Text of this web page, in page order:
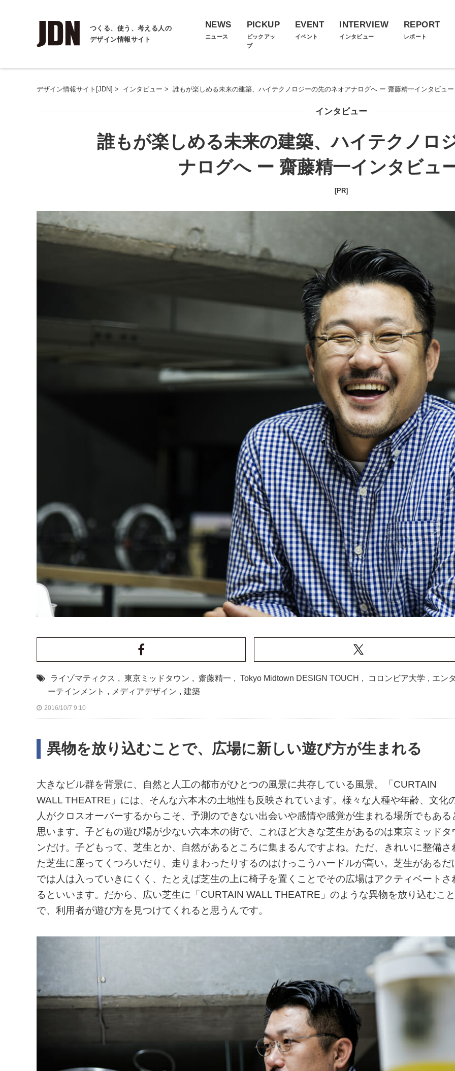
つくる、使う、考える人の
デザイン情報サイト
NEWS
ニュース
PICKUP
ピックアッ
プ
EVENT
イベント
INTERVIEW
インタビュー
REPORT
レポート
デザイン情報サイト[JDN] > インタビュー > 誰もが楽しめる未来の建築、ハイテクノロジーの先のネオアナログへ ー 齋藤精一インタビュ
インタビュー
誰もが楽しめる未来の建築、ハイテクノロ
ナログへ ー 齋藤精一インタビュ
[PR]
ライゾマティクス , 東京ミッドタウン , 齋藤精一 , Tokyo Midtown DESIGN TOUCH , コロンビア大学 , エン
ーテインメント , メディアデザイン , 建築
2016/10/7 9:10
異物を放り込むことで、広場に新しい遊び方が生まれる
大きなビル群を背景に、自然と人工の都市がひとつの風景に共存している風景。「CURTAIN
WALL THEATRE」には、そんな六本木の土地性も反映されています。様々な人種や年齢、文化
人がクロスオーバーするからこそ、予測のできない出会いや感情や感覚が生まれる場所でもある
思います。子どもの遊び場が少ない六本木の街で、これほど大きな芝生があるのは東京ミッドタ
ンだけ。子どもって、芝生とか、自然があるところに集まるんですよね。ただ、きれいに整備さ
た芝生に座ってくつろいだり、走りまわったりするのはけっこうハードルが高い。芝生があるだ
では人は入っていきにくく、たとえば芝生の上に椅子を置くことでその広場はアクティベートさ
るといいます。だから、広い芝生に「CURTAIN WALL THEATRE」のような異物を放り込むこと
で、利用者が遊び方を見つけてくれると思うんです。